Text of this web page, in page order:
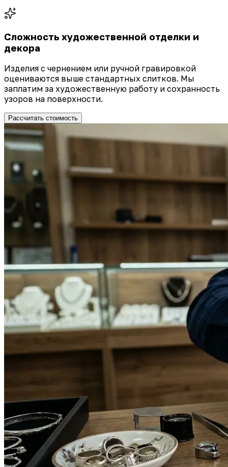
Сложность художественной отделки и
декора
Изделия с чернением или ручной гравировкой
оцениваются выше стандартных слитков. Мы
заплатим за художественную работу и сохранность
узоров на поверхности.
Рассчитать стоимость